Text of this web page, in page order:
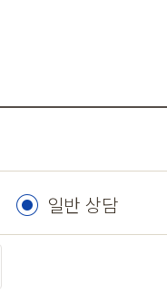
일반 상담